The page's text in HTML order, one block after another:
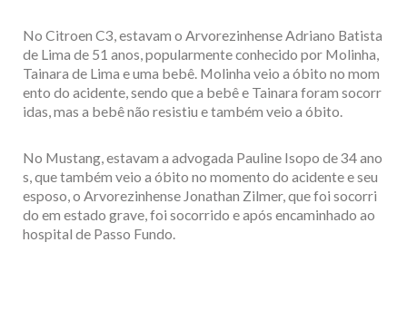
No Citroen C3, estavam o Arvorezinhense Adriano Batista
de Lima de 51 anos, popularmente conhecido por Molinha,
Tainara de Lima e uma bebê. Molinha veio a óbito no mom
ento do acidente, sendo que a bebê e Tainara foram socorr
idas, mas a bebê não resistiu e também veio a óbito.
No Mustang, estavam a advogada Pauline Isopo de 34 ano
s, que também veio a óbito no momento do acidente e seu
esposo, o Arvorezinhense Jonathan Zilmer, que foi socorri
do em estado grave, foi socorrido e após encaminhado ao
hospital de Passo Fundo.